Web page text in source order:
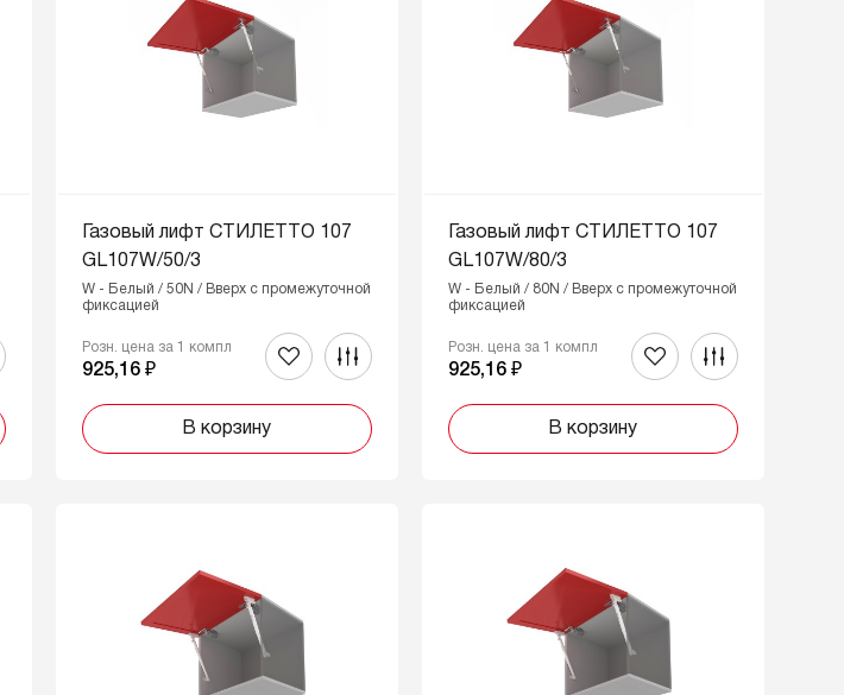
Газовый лифт СТИЛЕТТО 107
GL107W/50/3
W - Белый / 50N / Вверх с промежуточной
фиксацией
Розн. цена за 1 компл
925,16 ₽
В корзину
Газовый лифт СТИЛЕТТО 107
GL107W/80/3
W - Белый / 80N / Вверх с промежуточной
фиксацией
Розн. цена за 1 компл
925,16 ₽
В корзину